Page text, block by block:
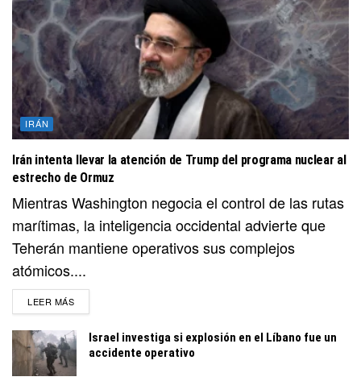
IRÁN
Irán intenta llevar la atención de Trump del programa nuclear al
estrecho de Ormuz
Mientras Washington negocia el control de las rutas
marítimas, la inteligencia occidental advierte que
Teherán mantiene operativos sus complejos
atómicos....
LEER MÁSDETAILS
Israel investiga si explosión en el Líbano fue un
accidente operativo